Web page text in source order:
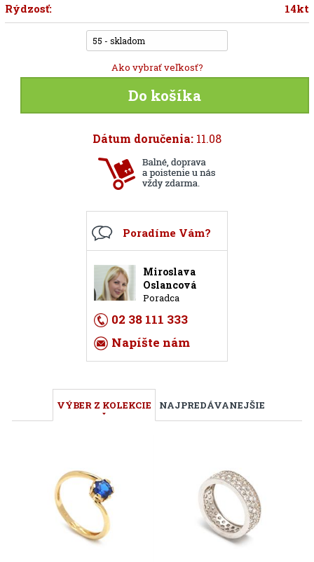
Rýdzosť: 14kt
55 - skladom
Ako vybrať veľkosť?
Do košíka
Dátum doručenia: 11.08
Poradíme Vám?
Miroslava
Oslancová
Poradca
02 38 111 333
Napíšte nám
VÝBER Z KOLEKCIE NAJPREDÁVANEJŠIE